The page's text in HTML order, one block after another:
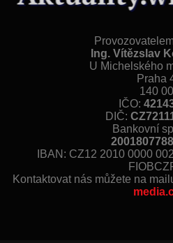
Ing. Vítězslav
U Michelského
Praha
140 00
IČO:
DIČ:
Bankovní
IBAN: CZ12 2010 0000
Kontaktovat nás můžete na